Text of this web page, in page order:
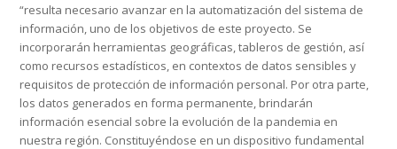
“resulta necesario avanzar en la automatización del sistema de
información, uno de los objetivos de este proyecto. Se
incorporarán herramientas geográficas, tableros de gestión, así
como recursos estadísticos, en contextos de datos sensibles y
requisitos de protección de información personal. Por otra parte,
los datos generados en forma permanente, brindarán
información esencial sobre la evolución de la pandemia en
nuestra región. Constituyéndose en un dispositivo fundamental